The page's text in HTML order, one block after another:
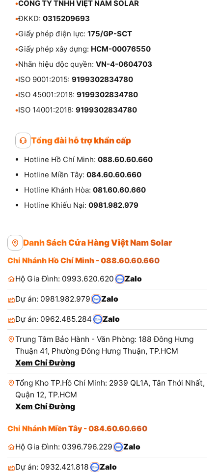
•CÔNG TY TNHH VIỆT NAM SOLAR
•ĐKKD: 0315209693
•Giấy phép điện lực: 175/GP-SCT
•Giấy phép xây dựng: HCM-00076550
•Nhãn hiệu độc quyền: VN-4-0604703
•ISO 9001:2015: 9199302834780
•ISO 45001:2018: 9199302834780
•ISO 14001:2018: 9199302834780
Tổng đài hỗ trợ khẩn cấp
Hotline Hồ Chí Minh: 088.60.60.660
Hotline Miền Tây: 084.60.60.660
Hotline Khánh Hòa: 081.60.60.660
Hotline Khiếu Nại: 0981.982.979
Danh Sách Cửa Hàng Việt Nam Solar
Chi Nhánh Hồ Chí Minh - 088.60.60.660
Hộ Gia Đình: 0993.620.620
Zalo
Dự án: 0981.982.979 Zalo
Dự án: 0962.485.284 Zalo
Trung Tâm Bảo Hành - Văn Phòng: 188 Đông Hưng
Thuận 41, Phường Đông Hưng Thuận, TP.HCM
Xem Chỉ Đường
Tổng Kho TP.Hồ Chí Minh: 2939 QL1A, Tân Thới Nhất,
Quận 12, TP.HCM
Xem Chỉ Đường
Chi Nhánh Miền Tây - 084.60.60.660
Hộ Gia Đình: 0396.796.229
Zalo
Dự án: 0932.421.818 Zalo